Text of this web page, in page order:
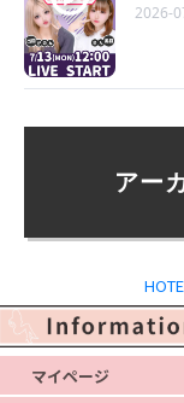
2026-
アー
マイページ